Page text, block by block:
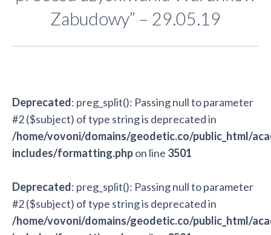
wpis:
Zabudowy” – 29.05.19
Deprecated: preg_split(): Passing null to parameter
#2 ($subject) of type string is deprecated in
/home/vovoni/domains/geodetic.co/public_html/
includes/formatting.phpon line 3501
Deprecated: preg_split(): Passing null to parameter
#2 ($subject) of type string is deprecated in
/home/vovoni/domains/geodetic.co/public_html/